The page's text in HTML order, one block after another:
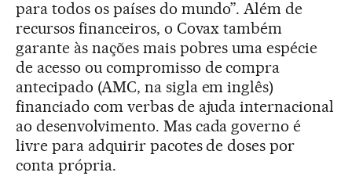
para todos os países do mundo”. Além de
recursos financeiros, o Covax também
garante às nações mais pobres uma espécie
de acesso ou compromisso de compra
antecipado (AMC, na sigla em inglês)
financiado com verbas de ajuda internacional
ao desenvolvimento. Mas cada governo é
livre para adquirir pacotes de doses por
conta própria.